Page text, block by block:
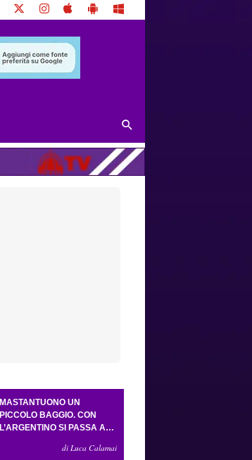
MASTANTUONO UN
PICCOLO BAGGIO. CON
L’ARGENTINO SI PASSA AL
L’AMICHEVOLE CON IL
di Luca Calamai